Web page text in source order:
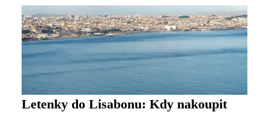
Letenky do Lisabonu: Kdy nakoupit